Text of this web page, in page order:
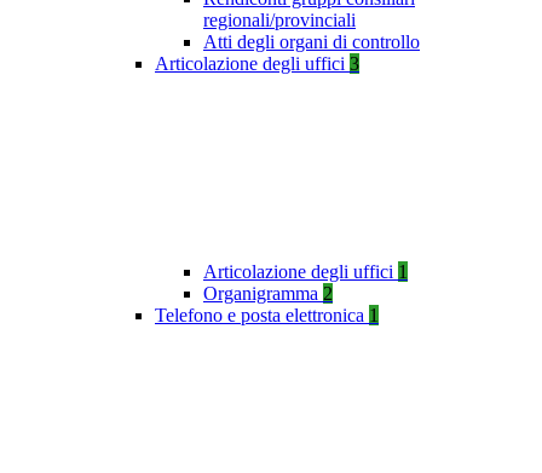
regionali/provinciali
Atti degli organi di controllo
Articolazione degli uffici 3
Articolazione degli uffici 1
Organigramma 2
Telefono e posta elettronica 1